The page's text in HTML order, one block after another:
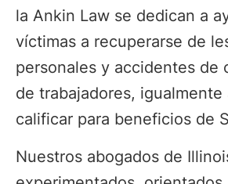
la Ankin Law se dedican a
víctimas a recuperarse de
personales y accidentes de
de trabajadores, igualmente
calificar para beneficios de
Nuestros abogados de